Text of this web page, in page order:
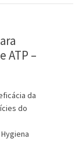
ATP –
da
do